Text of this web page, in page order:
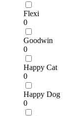
Flexi
0
Goodwin
0
Happy Cat
0
Happy Dog
0